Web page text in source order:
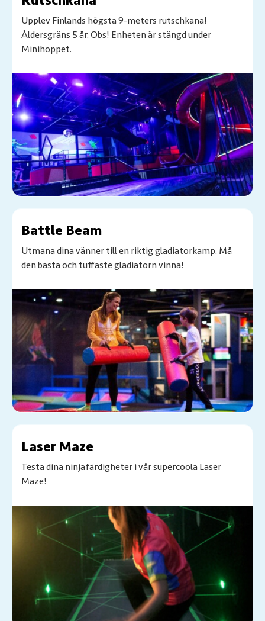
Upplev Finlands högsta 9-meters rutschkana!
Åldersgräns 5 år. Obs! Enheten är stängd under
Minihoppet.
Battle Beam
Utmana dina vänner till en riktig gladiatorkamp. Må
den bästa och tuffaste gladiatorn vinna!
Laser Maze
Testa dina ninjafärdigheter i vår supercoola Laser
Maze!